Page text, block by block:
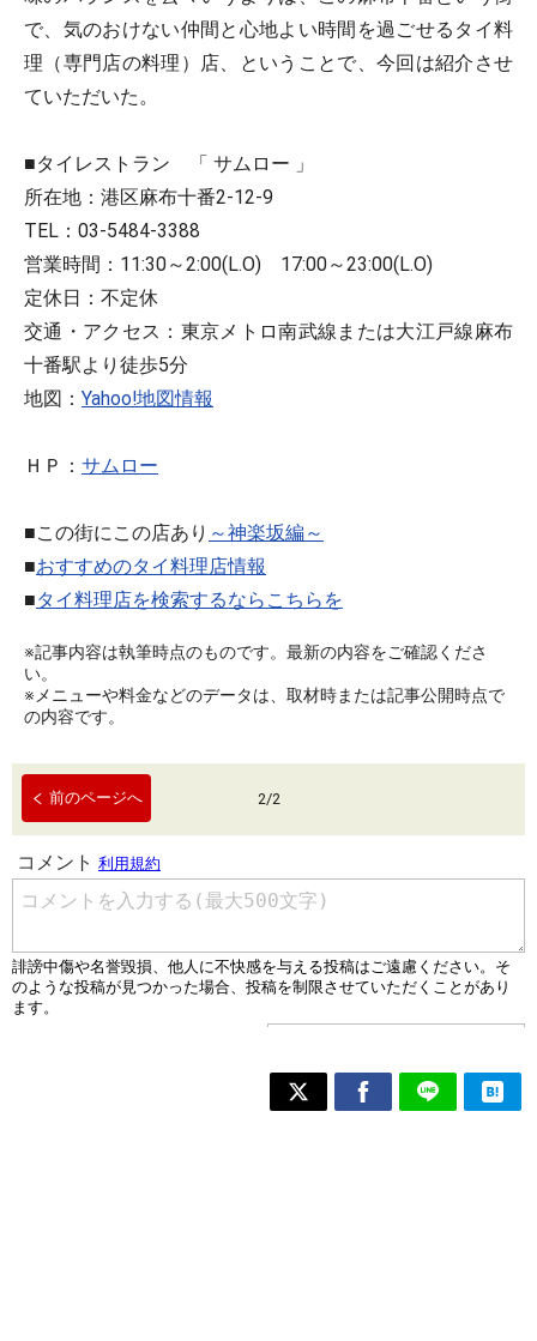
で、気のおけない仲間と心地よい時間を過ごせるタイ料
理（専門店の料理）店、ということで、今回は紹介させ
ていただいた。
■タイレストラン 「 サムロー 」
所在地：港区麻布十番2-12-9
TEL：03-5484-3388
営業時間：11:30～2:00(L.O) 17:00～23:00(L.O)
定休日：不定休
交通・アクセス：東京メトロ南武線または大江戸線麻布
十番駅より徒歩5分
地図： Yahoo!地図情報
ＨＰ： サムロー
■この街にこの店あり ～神楽坂編～
■おすすめのタイ料理店情報
■タイ料理店を検索するならこちらを
※記事内容は執筆時点のものです。最新の内容をご確認くださ
い。
※メニューや料金などのデータは、取材時または記事公開時点で
の内容です。
前のページへ 2/2